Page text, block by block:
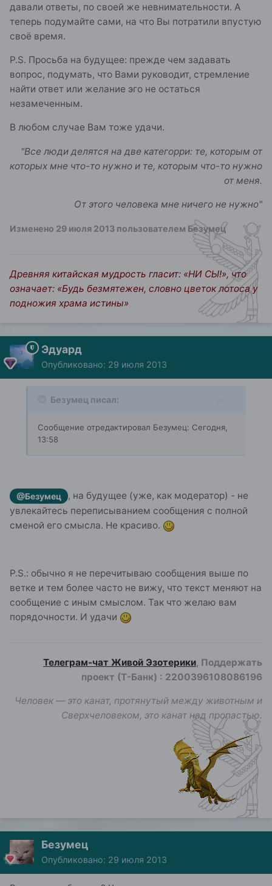
давали ответы, по своей же невнимательности. А
теперь подумайте сами, на что Вы потратили впустую
своё время.
P.S. Просьба на будущее: прежде чем задавать
вопрос, подумать, что Вами руководит, стремление
найти ответ или желание эго не остаться
незамеченным.
В любом случае Вам тоже удачи.
"Все люди делятся на две категорри: те, которым от
которых мне что-то нужно и те, которым что-то нужно
от меня.
От этого человека мне ничего не нужно"
Изменено 29 июля 2013 пользователем Безумец
Древняя китайская мудрость гласит: «НИ СЫ!», что
означает: «Будь безмятежен, словно цветок лотоса у
подножия храма истины»
Эдуард
Опубликовано: 29 июля 2013
Безумец писал:
Сообщение отредактировал Безумец: Сегодня,
13:58
@Безумец
, на будущее (уже, как модератор) - не
увлекайтесь переписыванием сообщения с полной
сменой его смысла. Не красиво.
P.S.: обычно я не перечитываю сообщения выше по
ветке и тем более часто не вижу, что текст меняют на
сообщение с иным смыслом. Так что желаю вам
порядочности. И удачи
Телеграм-чат Живой Эзотерики, Поддержать
проект (Т-Банк) : 2200396108086196
Человек — это канат, протянутый между животным и
Сверхчеловеком, это канат над пропастью.
Безумец
Опубликовано: 29 июля 2013